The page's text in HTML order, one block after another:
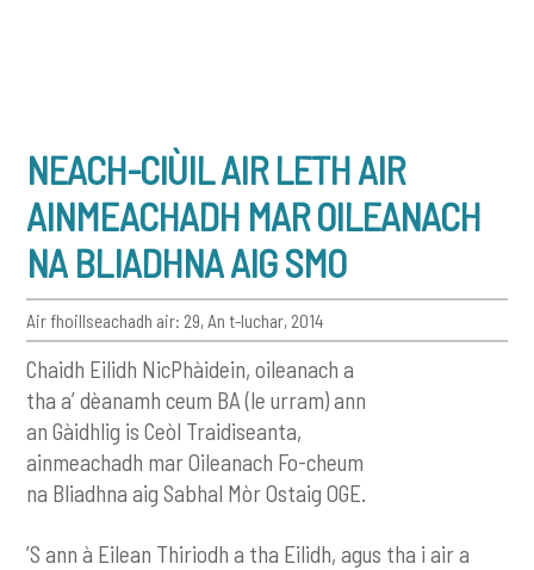
NEACH-CIÙIL AIR LETH AIR
AINMEACHADH MAR OILEANACH
NA BLIADHNA AIG SMO
Air fhoillseachadh air: 29, An t-Iuchar, 2014
Chaidh Eilidh NicPhàidein, oileanach a
tha a’ dèanamh ceum BA (le urram) ann
an Gàidhlig is Ceòl Traidiseanta,
ainmeachadh mar Oileanach Fo-cheum
na Bliadhna aig Sabhal Mòr Ostaig OGE.
’S ann à Eilean Thiriodh a tha Eilidh, agus tha i air a